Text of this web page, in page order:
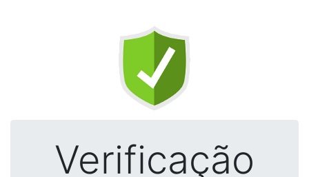
Verificação